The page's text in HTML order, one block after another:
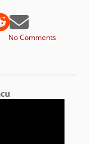
No Comments